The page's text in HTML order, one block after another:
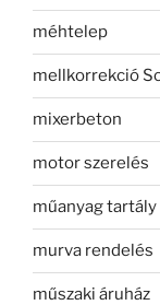
méhtelep
mellkorrekció
mixerbeton
motor szerelés
műanyag tartály
murva rendelés
műszaki áruház